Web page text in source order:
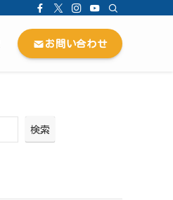
お問い合わせ
検索